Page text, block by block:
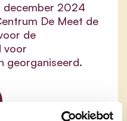
december 2024
De Meet de
de
voor
georganiseerd.